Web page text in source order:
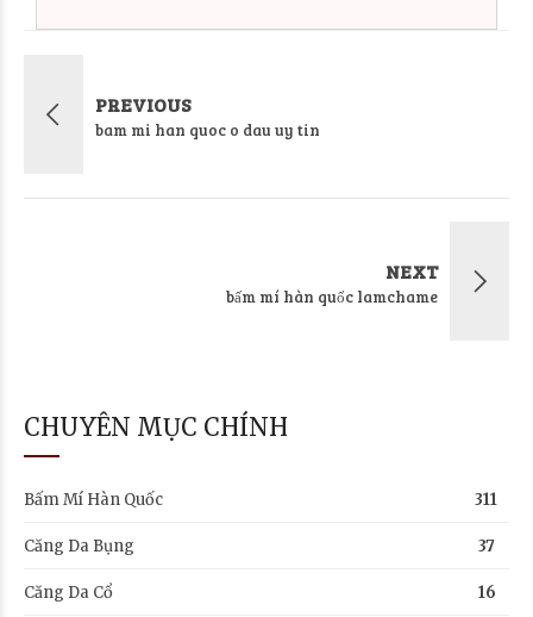
PREVIOUS
bam mi han quoc o dau uy tin
NEXT
bấm mí hàn quốc lamchame
CHUYÊN MỤC CHÍNH
Bấm Mí Hàn Quốc 311
Căng Da Bụng 37
Căng Da Cổ 16